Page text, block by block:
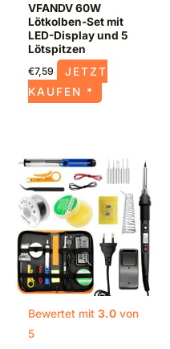
VFANDV 60W
Lötkolben-Set mit
LED-Display und 5
Lötspitzen
€7,59
JETZT
KAUFEN *
Bewertet mit 3.0von
5